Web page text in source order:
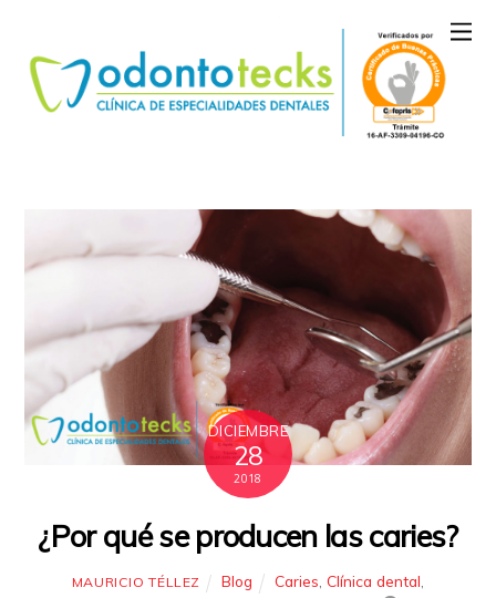
DICIEMBRE
28
2018
¿Por qué se producen las caries?
MAURICIO TÉLLEZ Blog Caries ,Clínica dental